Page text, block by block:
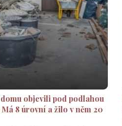
objevili pod podlahou
8 úrovní a žilo v něm 20